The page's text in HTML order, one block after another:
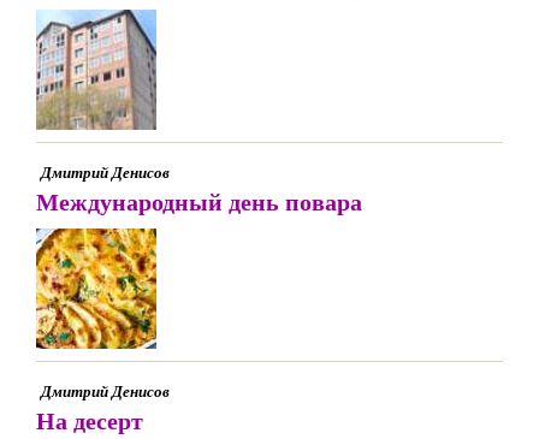
Дмитрий Денисов
Международный день повара
Дмитрий Денисов
На десерт